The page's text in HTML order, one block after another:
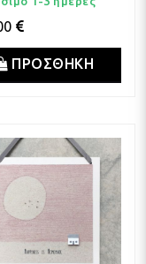
ΠΡΟΣΘΗΚΗ